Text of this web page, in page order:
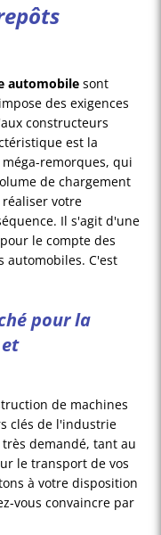
automobile sont
des exigences
constructeurs
est la
méga-remorques, qui
de chargement
votre
Il s'agit d'une
le compte des
automobiles. C'est
pour la
de machines
clés de l'industrie
très demandé, tant au
le transport de vos
à votre disposition
vous convaincre par